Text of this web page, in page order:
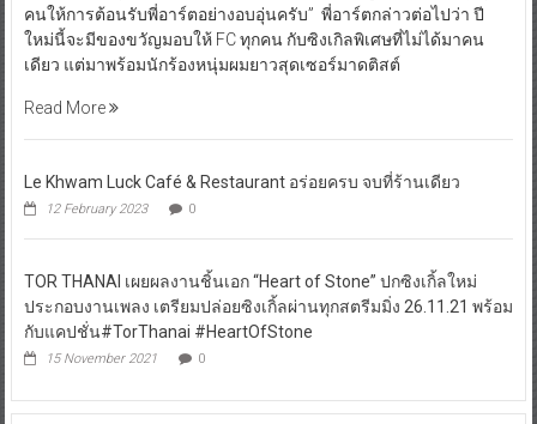
คนให้การต้อนรับพี่อาร์ตอย่างอบอุ่นครับ” พี่อาร์ตกล่าวต่อไปว่า ปี
ใหม่นี้จะมีของขวัญมอบให้ FC ทุกคน กับซิงเกิลพิเศษที่ไม่ได้มาคน
เดียว แต่มาพร้อมนักร้องหนุ่มผมยาวสุดเซอร์มาดติสต์
Read More
Le Khwam Luck Café & Restaurant อร่อยครบ จบที่ร้านเดียว
12 February 2023 0
TOR THANAI เผยผลงานชิ้นเอก “Heart of Stone” ปกซิงเกิ้ลใหม่
ประกอบงานเพลง เตรียมปล่อยซิงเกิ้ลผ่านทุกสตรีมมิ่ง 26.11.21 พร้อม
กับแคปชั่น#TorThanai #HeartOfStone
15 November 2021 0